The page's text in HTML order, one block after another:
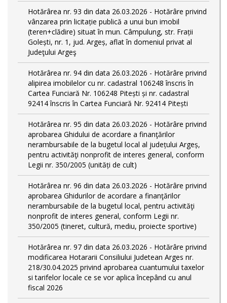
Hotărârea nr. 93 din data 26.03.2026 - Hotărâre privind
vânzarea prin licitație publică a unui bun imobil
(teren+clădire) situat în mun. Câmpulung, str. Frații
Golești, nr. 1, jud. Argeș, aflat în domeniul privat al
Judeţului Argeş
Hotărârea nr. 94 din data 26.03.2026 - Hotărâre privind
alipirea imobilelor cu nr. cadastral 106248 înscris în
Cartea Funciară Nr. 106248 Pitești și nr. cadastral
92414 înscris în Cartea Funciară Nr. 92414 Pitești
Hotărârea nr. 95 din data 26.03.2026 - Hotărâre privind
aprobarea Ghidului de acordare a finanţărilor
nerambursabile de la bugetul local al județului Argeș,
pentru activităţi nonprofit de interes general, conform
Legii nr. 350/2005 (unități de cult)
Hotărârea nr. 96 din data 26.03.2026 - Hotărâre privind
aprobarea Ghidurilor de acordare a finanţărilor
nerambursabile de la bugetul local, pentru activităţi
nonprofit de interes general, conform Legii nr.
350/2005 (tineret, cultură, mediu, proiecte sportive)
Hotărârea nr. 97 din data 26.03.2026 - Hotărâre privind
modificarea Hotararii Consiliului Judetean Arges nr.
218/30.04.2025 privind aprobarea cuantumului taxelor
si tarifelor locale ce se vor aplica începând cu anul
fiscal 2026